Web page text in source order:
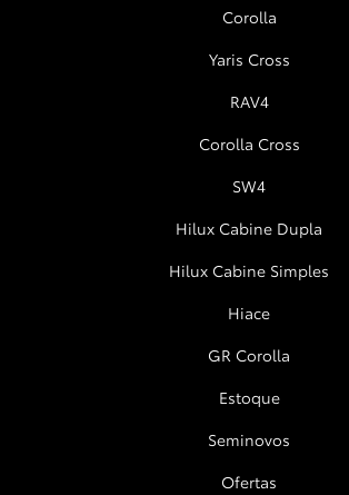
Corolla
Yaris Cross
RAV4
Corolla Cross
SW4
Hilux Cabine Dupla
Hilux Cabine Simples
Hiace
GR Corolla
Estoque
Seminovos
Ofertas